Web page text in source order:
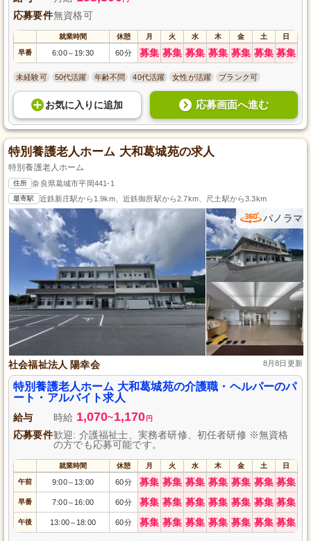
応募要件無資格可
就業時間 休憩 月 火 水 木 金 土 日
早番 6:00～ 19:30 60分 募集 募集 募集 募集 募集 募集 募集
未経験可 50代活躍 年齢不問 40代活躍 女性が活躍 ブランク可
お気に入り に追加 応募画面へ進む
特別養護老人ホーム 大和葛城苑の求人
特別養護老人ホーム
住所 奈良県葛城市平岡441-1
最寄駅 近鉄新庄駅から1.9km、近鉄御所駅から2.7km、尺土駅から3.3km
パノラマ
社会福祉法人 陽幸会 8月8日更新
特別養護老人ホーム 大和葛城苑の介護職・ヘルパーのパ
ート・アルバイト求人
給与 時給 1,070~1,170 円
応募要件歓迎: 介護福祉士、実務者研修、初任者研修 ※無資格
の方でも応募可能です。
就業時間 休憩 月 火 水 木 金 土 日
午前 9:00～ 13:00 60分 募集 募集 募集 募集 募集 募集 募集
早番 7:00～ 16:00 60分 募集 募集 募集 募集 募集 募集 募集
午後 13:00～ 18:00 60分 募集 募集 募集 募集 募集 募集 募集